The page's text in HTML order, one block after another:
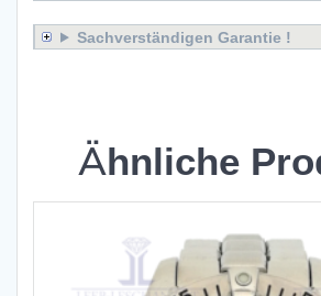
Sachverständigen Garantie !
Ähnliche